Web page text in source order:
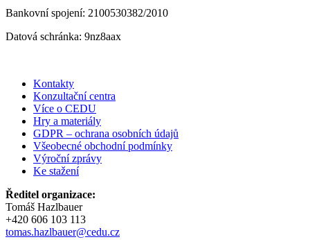
Bankovní spojení: 2100530382/2010
Datová schránka: 9nz8aax
Kontakty
Konzultační centra
Více o CEDU
Hry a materiály
GDPR – ochrana osobních údajů
Všeobecné obchodní podmínky
Výroční zprávy
Ke stažení
Ředitel organizace:
Tomáš Hazlbauer
+420 606 103 113
tomas.hazlbauer@cedu.cz